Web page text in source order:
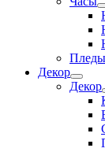
Пледы
Декор
Декор